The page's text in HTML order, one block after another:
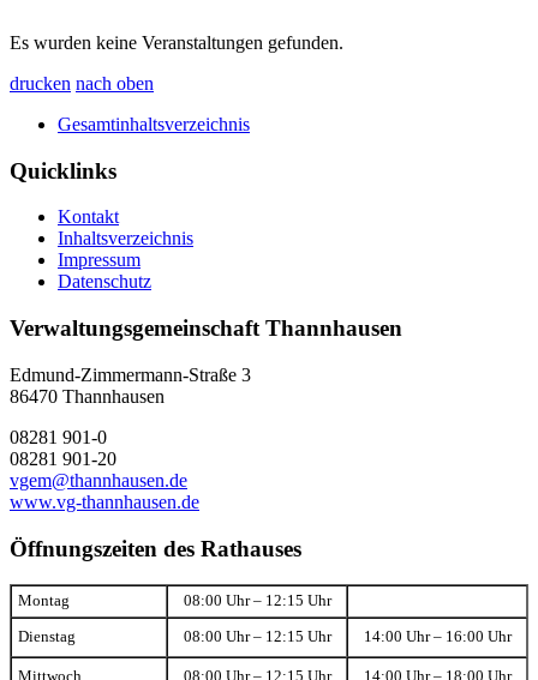
Es wurden keine Veranstaltungen gefunden.
drucken nach oben
Gesamtinhaltsverzeichnis
Quicklinks
Kontakt
Inhaltsverzeichnis
Impressum
Datenschutz
Verwaltungsgemeinschaft Thannhausen
Edmund-Zimmermann-Straße 3
86470 Thannhausen
08281 901-0
08281 901-20
vgem@thannhausen.de
www.vg-thannhausen.de
Öffnungszeiten des Rathauses
Montag 08:00 Uhr – 12:15 Uhr
Dienstag 08:00 Uhr – 12:15 Uhr 14:00 Uhr – 16:00 Uhr